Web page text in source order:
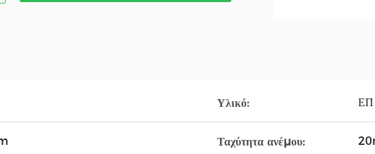
Υλικό: ΕΠ
Ταχύτητα ανέμου: